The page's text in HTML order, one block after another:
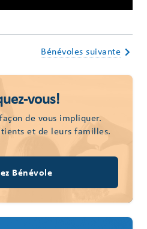
Bénévoles suivante
vous!
de vous impliquer.
et de leurs familles.
Bénévole